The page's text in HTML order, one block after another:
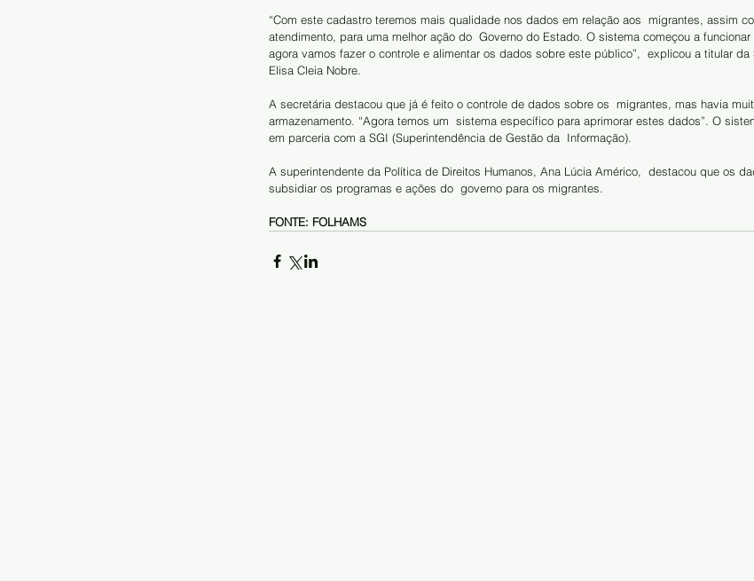
“Com este cadastro teremos mais qualidade nos dados em relação aos  migrantes, assim
atendimento, para uma melhor ação do  Governo do Estado. O sistema começou a funcionar
agora vamos fazer o controle e alimentar os dados sobre este público”,  explicou a titular da
Elisa Cleia Nobre.
A secretária destacou que já é feito o controle de dados sobre os  migrantes, mas havia
armazenamento. “Agora temos um  sistema específico para aprimorar estes dados”. O
em parceria com a SGI (Superintendência de Gestão da  Informação).
A superintendente da Política de Direitos Humanos, Ana Lúcia Américo,  destacou que os
subsidiar os programas e ações do  governo para os migrantes.
FONTE: FOLHAMS